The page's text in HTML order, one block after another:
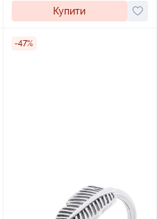
Купити
-47%